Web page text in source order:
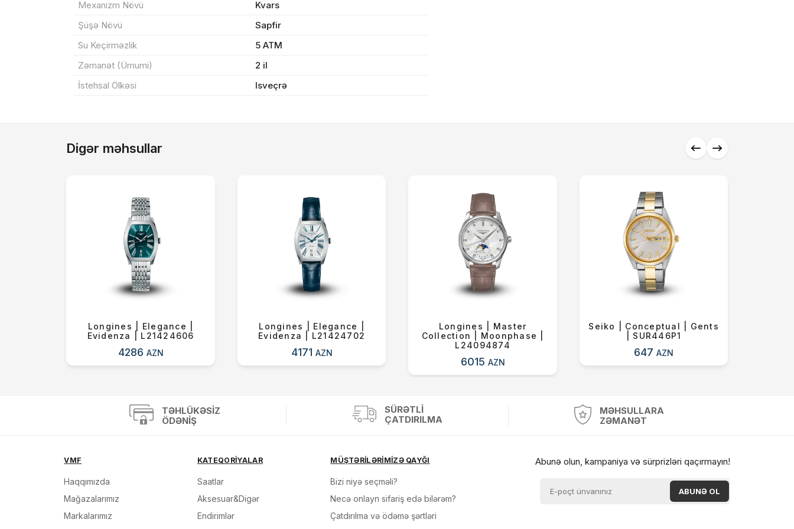
Mexanizm Növü
Kvars
Şüşə Növü
Sapfir
Su Keçirməzlik
5 ATM
Zəmanət (Ümumi)
2 il
İstehsal Ölkəsi
Isveçrə
Digər məhsullar
Longines | Elegance |
Evidenza | L21424606
4286 AZN
Longines | Elegance |
Evidenza | L21424702
4171 AZN
Longines | Master
Collection | Moonphase |
L24094874
6015 AZN
Seiko | Conceptual | Gents
| SUR446P1
647AZN
TƏHLÜKƏSIZ
ÖDƏNIŞ
SÜRƏTLI
ÇATDIRILMA
MƏHSULLARA
ZƏMANƏT
VMF
Haqqımızda
Mağazalarımız
Markalarımız
KATEQORİYALAR
Saatlar
Aksesuar&Digər
Endirimlər
MÜŞTƏRİLƏRİMİZƏ QAYĞI
Bizi niyə seçməli?
Necə onlayn sifariş edə bilərəm?
Çatdırılma və ödəmə şərtləri
Abunə olun, kampaniya və sürprizləri qaçırmayın!